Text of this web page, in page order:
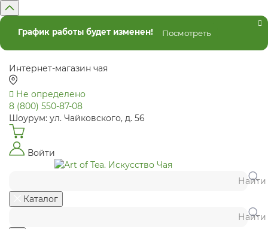
График работы будет изменен! Посмотреть
Интернет-магазин чая
Не определено
8 (800) 550-87-08
Шоурум: ул. Чайковского, д. 56
Войти
Найти
Каталог
Найти